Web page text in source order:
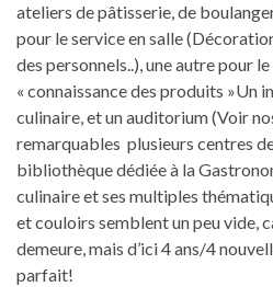
ateliers de pâtisserie, de
pour le service en salle
des personnels..), une autre pour
« connaissance des produits »Un
culinaire, et un auditorium (Voir
remarquables plusieurs centres
bibliothèque dédiée à la
culinaire et ses multiples
et couloirs semblent un peu vide,
demeure, mais d’ici 4 ans/4
parfait!